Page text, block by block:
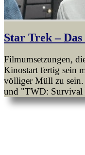
Star Trek – Das
Filmumsetzungen,
Kinostart fertig sein
völliger Müll zu
und "TWD: Survival